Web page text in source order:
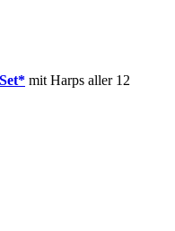
mit Harps aller 12